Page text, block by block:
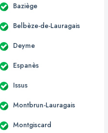
Baziège
Belbèze-de-Lauragais
Deyme
Espanès
Issus
Montbrun-Lauragais
Montgiscard